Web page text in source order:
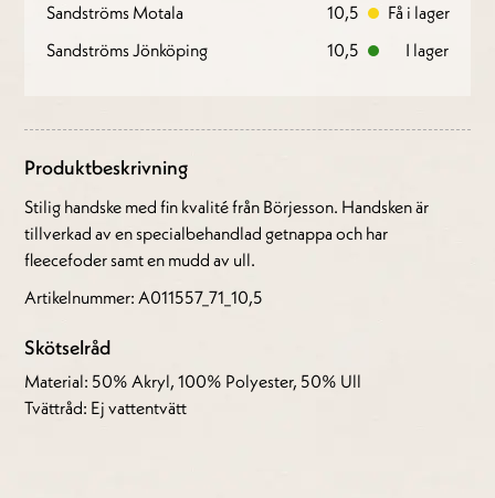
Sandströms Motala
10,5
Få i lager
Sandströms Jönköping
10,5 I lager
Produktbeskrivning
Stilig handske med fin kvalité från Börjesson. Handsken är
tillverkad av en specialbehandlad getnappa och har
fleecefoder samt en mudd av ull.
Artikelnummer: A011557_71_10,5
Skötselråd
Material: 50% Akryl, 100% Polyester, 50% Ull
Tvättråd: Ej vattentvätt